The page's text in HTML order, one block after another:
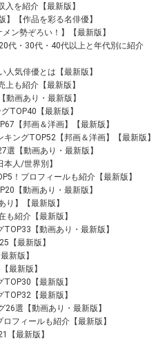
を紹介【最新版】
【作品を彩る名俳優】
ン勢ぞろい！】【最新版】
代・30代・40代以上と年代別に紹介
気俳優とは【最新版】
も紹介【最新版】
画あり・最新版】
TOP40【最新版】
【邦画＆洋画】【最新版】
ングTOP52【邦画＆洋画】【最新版】
選【動画あり・最新版】
人/世界別】
！プロフィールも紹介【最新版】
【動画あり・最新版】
】【最新版】
紹介【最新版】
【動画あり・最新版】
【最新版】
新版】
最新版】
【最新版】
【最新版】
選【動画あり・最新版】
フィールも紹介【最新版】
【最新版】